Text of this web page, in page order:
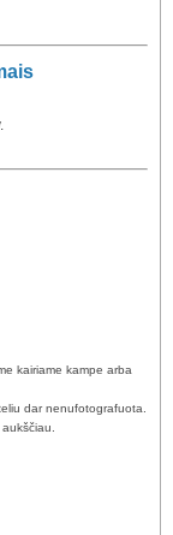
kairiame kampe arba
dar nenufotografuota.